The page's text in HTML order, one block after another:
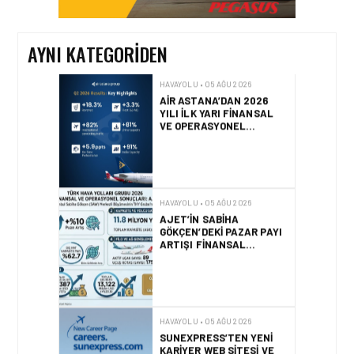
AYNI KATEGORIDEN
İŞ BIRLIĞI!
AIR ASTANA’DAN 2026
YILI İLK YARI FINANSAL
VE OPERASYONEL
SONUÇLARI!
AJET’IN SABIHA
GÖKÇEN’DEKI PAZAR PAYI
ARTIŞI FINANSAL
SONUÇLARI NASIL
SUNEXPRESS’TEN YENI
KARIYER WEB SITESI VE